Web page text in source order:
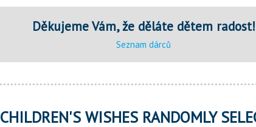
Děkujeme Vám, že děláte dětem radost!
Seznam dárců
CHILDREN'S WISHES RANDOMLY